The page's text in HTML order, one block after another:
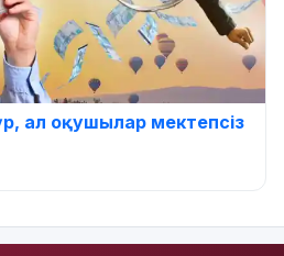
ал оқушылар мектепсіз